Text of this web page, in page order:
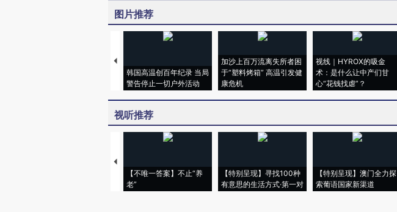
图片推荐
韩国高温创百年纪录 当局
警告停止一切户外活动
加沙上百万流离失所者困
于“塑料烤箱” 高温引发健
康危机
视线｜HYROX的吸金
术：是什么让中产们甘
心“花钱找虐”？
视听推荐
【不唯一答案】不止“养
老”
【特别呈现】寻找100种
有意思的生活方式·第一对
【特别呈现】澳门全力探
索葡语国家新渠道